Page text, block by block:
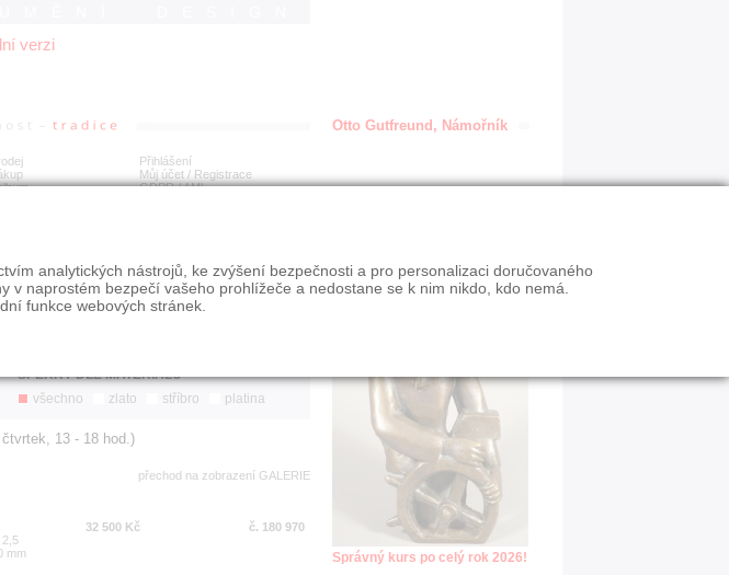
verzi
Přihlášení
Můj účet / Registrace
GDPR/AML
ŘAZENÍ
nejnovější napřed
podle cen sestupně
SLEVY
jen slevy
ŠPERKY DLE MATERIÁLU
všechno
zlato stříbro platina
13 - 18 hod.)
přechod na zobrazení GALERIE
mm
32 500 Kč č. 180 970
Otto Gutfreund, Námořník
Správný kurs po celý rok 2026!
analytických nástrojů, ke zvýšení bezpečnosti a pro personalizaci doručovaného
naprostém bezpečí vašeho prohlížeče a nedostane se k nim nikdo, kdo nemá.
funkce webových stránek.